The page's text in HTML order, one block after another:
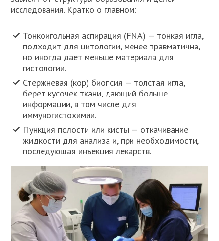
исследования. Кратко о главном:
Тонкоигольная аспирация (FNA) — тонкая игла,
подходит для цитологии, менее травматична,
но иногда дает меньше материала для
гистологии.
Стержневая (кор) биопсия — толстая игла,
берет кусочек ткани, дающий больше
информации, в том числе для
иммуногистохимии.
Пункция полости или кисты — откачивание
жидкости для анализа и, при необходимости,
последующая инъекция лекарств.